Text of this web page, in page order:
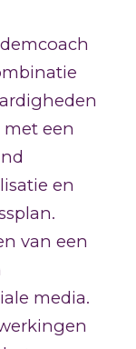
een
en
van een
media.